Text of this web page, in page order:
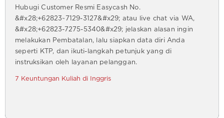
Hubugi Customer Resmi Easycash No.
&#x28;+62823~7129-3127&#x29; atau live chat via WA,
&#x28;+62823-7275-5340&#x29; jelaskan alasan ingin
melakukan Pembatalan, lalu siapkan data diri Anda
seperti KTP, dan ikuti-langkah petunjuk yang di
instruksikan oleh layanan pelanggan.
7 Keuntungan Kuliah di Inggris